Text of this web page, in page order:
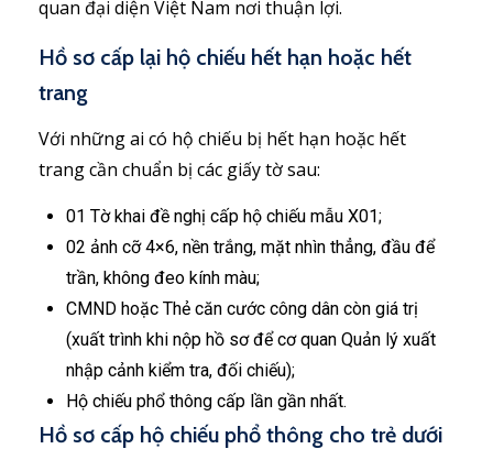
quan đại diện Việt Nam nơi thuận lợi.
Hồ sơ cấp lại hộ chiếu hết hạn hoặc hết
trang
Với những ai có hộ chiếu bị hết hạn hoặc hết
trang cần chuẩn bị các giấy tờ sau:
01 Tờ khai đề nghị cấp hộ chiếu mẫu X01;
02 ảnh cỡ 4×6, nền trắng, mặt nhìn thẳng, đầu để
trần, không đeo kính màu;
CMND hoặc Thẻ căn cước công dân còn giá trị
(xuất trình khi nộp hồ sơ để cơ quan Quản lý xuất
nhập cảnh kiểm tra, đối chiếu);
Hộ chiếu phổ thông cấp lần gần nhất.
Hồ sơ cấp hộ chiếu phổ thông cho trẻ dưới